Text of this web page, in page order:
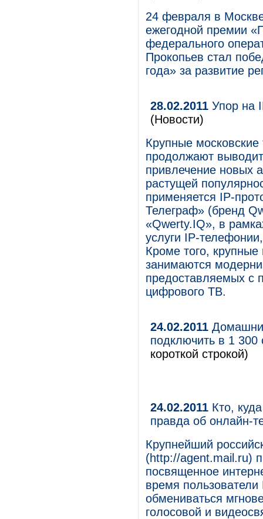
24 февраля в
ежегодной премии
федерального
Прокопьев стал
года» за развитие
28.02.2011 Упор на
(Новости)
Крупные
продолжают
привлечение новых
растущей
применяется IP-
Телеграф» (бренд
«Qwerty.IQ», в
услуги IP-
Кроме того, крупные
занимаются
предоставляемых с
цифрового ТВ.
24.02.2011
подключить в 1
короткой строкой)
24.02.2011 Кто,
правда об онлайн-
Крупнейший
(http://agent.mail.ru)
посвященное
время
обмениваться
голосовой и